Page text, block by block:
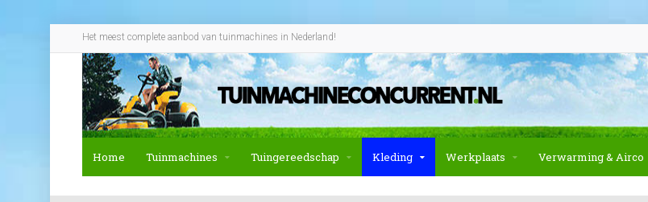
Het meest complete aanbod van tuinmachines in Nederland!
Home Tuinmachines Tuingereedschap Kleding Werkplaats Verwarming & Airco